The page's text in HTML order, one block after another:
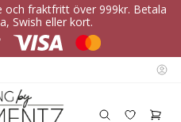
och fraktfritt över 999kr. Betala
Swish eller kort.